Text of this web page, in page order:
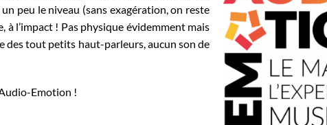
peu le niveau (sans exagération, on reste
à l’impact ! Pas physique évidemment mais
tout petits haut-parleurs, aucun son de
Emotion !